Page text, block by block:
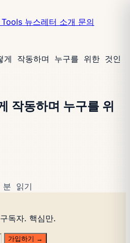
Tools 뉴스레터 소개 문의
작동하며 누구를 위한 것인
작동하며 누구를 위
읽기
독자. 핵심만.
가입하기 →